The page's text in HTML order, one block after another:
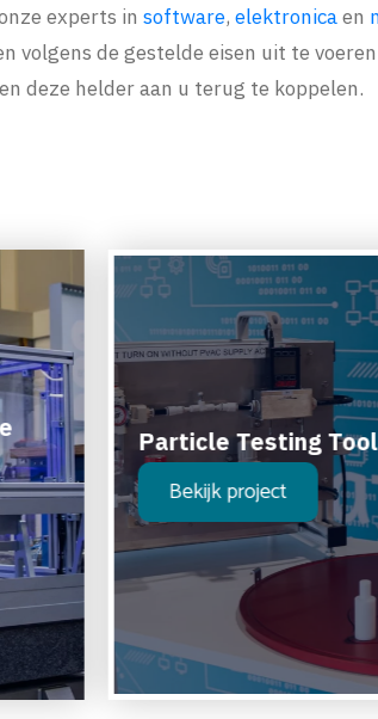
experts in software, elektronicaen
volgens de gestelde eisen uit te
deze helder aan u terug te koppelen.
Particle Testing
Bekijk project